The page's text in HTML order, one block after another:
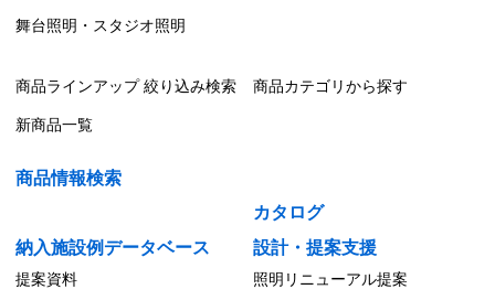
舞台照明・スタジオ照明
商品ラインアップ 絞り込み検索 商品カテゴリから探す
新商品一覧
商品情報検索
カタログ
納入施設例データベース
設計・提案支援
提案資料 照明リニューアル提案